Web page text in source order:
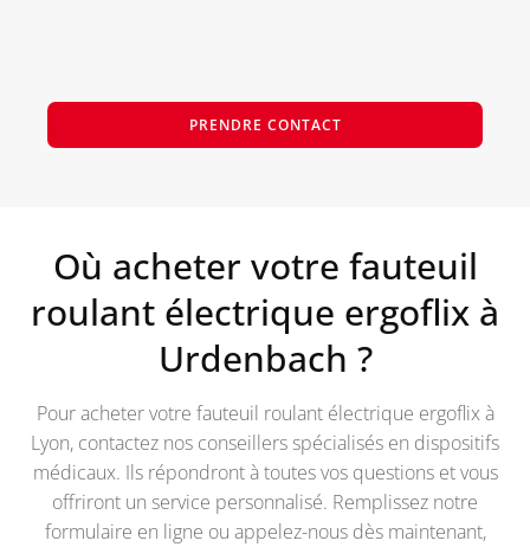
PRENDRE CONTACT
Où acheter votre fauteuil
roulant électrique ergoflix à
Urdenbach ?
Pour acheter votre fauteuil roulant électrique ergoflix à
Lyon, contactez nos conseillers spécialisés en dispositifs
médicaux. Ils répondront à toutes vos questions et vous
offriront un service personnalisé. Remplissez notre
formulaire en ligne ou appelez-nous dès maintenant,